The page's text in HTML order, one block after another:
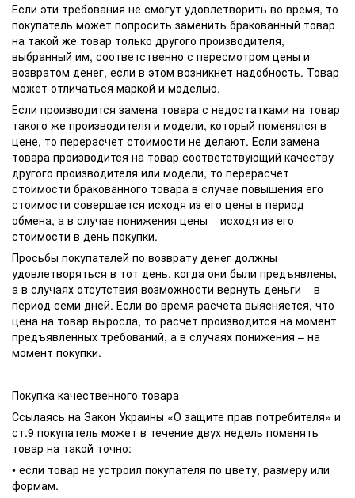
Если эти требования не смогут удовлетворить во время, то
покупатель может попросить заменить бракованный товар
на такой же товар только другого производителя,
выбранный им, соответственно с пересмотром цены и
возвратом денег, если в этом возникнет надобность. Товар
может отличаться маркой и моделью.
Если производится замена товара с недостатками на товар
такого же производителя и модели, который поменялся в
цене, то перерасчет стоимости не делают. Если замена
товара производится на товар соответствующий качеству
другого производителя или модели, то перерасчет
стоимости бракованного товара в случае повышения его
стоимости совершается исходя из его цены в период
обмена, а в случае понижения цены – исходя из его
стоимости в день покупки.
Просьбы покупателей по возврату денег должны
удовлетворяться в тот день, когда они были предъявлены,
а в случаях отсутствия возможности вернуть деньги – в
период семи дней. Если во время расчета выясняется, что
цена на товар выросла, то расчет производится на момент
предъявленных требований, а в случаях понижения – на
момент покупки.
Покупка качественного товара
Ссылаясь на Закон Украины «О защите прав потребителя» и
ст.9 покупатель может в течение двух недель поменять
товар на такой точно:
• если товар не устроил покупателя по цвету, размеру или
формам.